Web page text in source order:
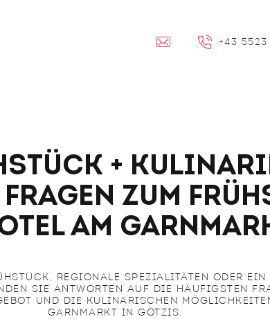
EMAIL +43
+
zum
am
REGIONALE SPEZIALITÄTEN ODER EIN
SIE ANTWORTEN AUF DIE HÄUFIGSTEN
UND DIE KULINARISCHEN
GARNMARKT IN GÖTZIS.